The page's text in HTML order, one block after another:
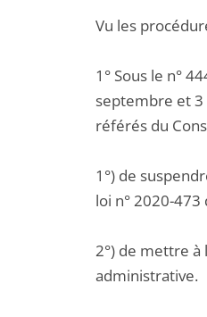
Vu les
1° Sous le n°
septembre et 3
référés du
1°) de
loi n° 2020-
2°) de mettre à
administrative.